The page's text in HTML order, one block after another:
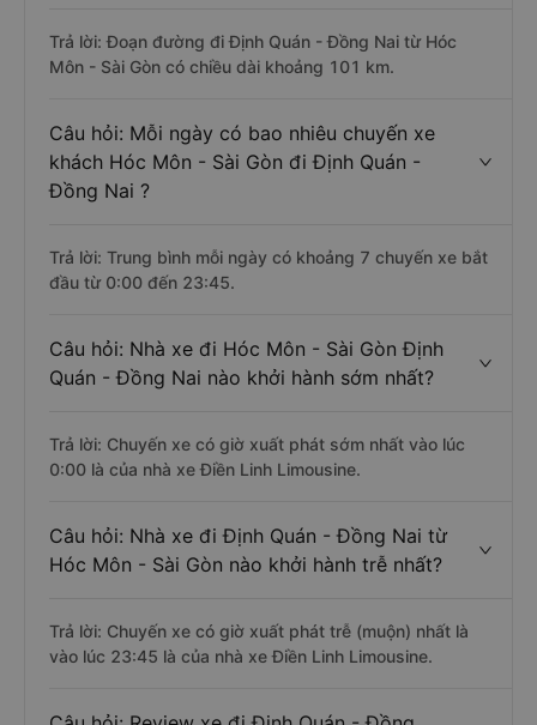
Trả lời: Đoạn đường đi Định Quán - Đồng Nai từ Hóc
Môn - Sài Gòn có chiều dài khoảng 101 km.
Câu hỏi: Mỗi ngày có bao nhiêu chuyến xe
khách Hóc Môn - Sài Gòn đi Định Quán -
Đồng Nai ?
Trả lời: Trung bình mỗi ngày có khoảng 7 chuyến xe bắt
đầu từ 0:00 đến 23:45.
Câu hỏi: Nhà xe đi Hóc Môn - Sài Gòn Định
Quán - Đồng Nai nào khởi hành sớm nhất?
Trả lời: Chuyến xe có giờ xuất phát sớm nhất vào lúc
0:00 là của nhà xe Điền Linh Limousine.
Câu hỏi: Nhà xe đi Định Quán - Đồng Nai từ
Hóc Môn - Sài Gòn nào khởi hành trễ nhất?
Trả lời: Chuyến xe có giờ xuất phát trễ (muộn) nhất là
vào lúc 23:45 là của nhà xe Điền Linh Limousine.